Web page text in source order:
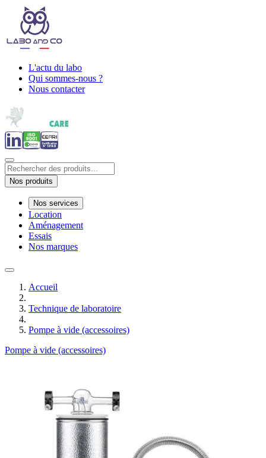
L'actu du labo
Qui sommes-nous ?
Nous contacter
Nos produits
Nos services
Location
Aménagement
Essais
Nos marques
Accueil
Technique de laboratoire
Pompe à vide (accessoires)
Pompe à vide (accessoires)